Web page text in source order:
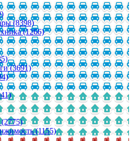
(8398)
(1266)
(3691)
(1155)